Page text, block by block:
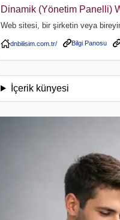
Dinamik (Yönetim Panelli)
Web sitesi, bir şirketin veya
Bilgi Panosu
İçerik künyesi